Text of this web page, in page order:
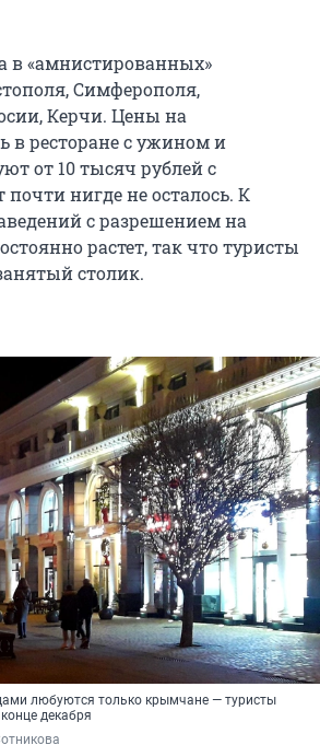
в «амнистированных»
Симферополя,
Керчи. Цены на
в ресторане с ужином и
от 10 тысяч рублей с
почти нигде не осталось. К
с разрешением на
растет, так что туристы
столик.
любуются только крымчане — туристы
декабря